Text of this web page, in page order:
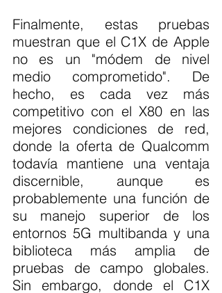
Finalmente, estas pruebas
muestran que el C1X de Apple
no es un "módem de nivel
medio comprometido". De
hecho, es cada vez más
competitivo con el X80 en las
mejores condiciones de red,
donde la oferta de Qualcomm
todavía mantiene una ventaja
discernible, aunque es
probablemente una función de
su manejo superior de los
entornos 5G multibanda y una
biblioteca más amplia de
pruebas de campo globales.
Sin embargo, donde el C1X